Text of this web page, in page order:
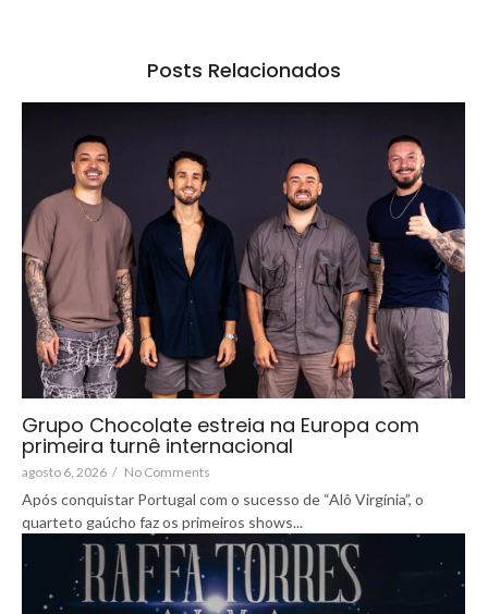
Posts Relacionados
Grupo Chocolate estreia na Europa com
primeira turnê internacional
agosto 6, 2026 / No Comments
Após conquistar Portugal com o sucesso de “Alô Virgínia”, o
quarteto gaúcho faz os primeiros shows...